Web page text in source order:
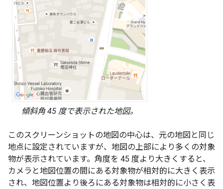
傾斜角 45 度で表示された地図。
このスクリーンショットの地図の中心は、元の地図と同じ
地点に設定されていますが、地図の上部により多くの対象
物が表示されています。角度を 45 度より大きくすると、
カメラと地図位置の間にある対象物が相対的に大きく表示
され、地図位置より後ろにある対象物は相対的に小さく表